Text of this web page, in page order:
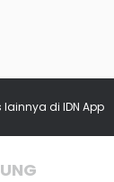
lainnya di IDN App